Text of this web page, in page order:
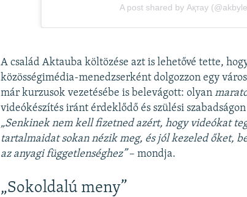
A család Aktauba költözése azt is lehetővé tette,
közösségimédia-menedzserként dolgozzon egy
már kurzusok vezetésébe is belevágott: olyan
videókészítés iránt érdeklődő és szülési
„Senkinek nem kell fizetned azért, hogy videókat
tartalmaidat sokan nézik meg, és jól kezeled őket,
az anyagi függetlenséghez”– mondja.
„Sokoldalú meny”